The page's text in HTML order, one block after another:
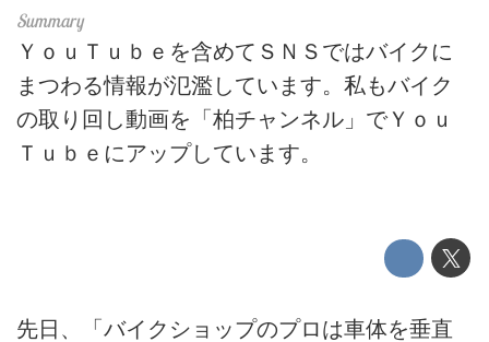
ＹｏｕＴｕｂｅを含めてＳＮＳではバイクに
まつわる情報が氾濫しています。私もバイク
の取り回し動画を「柏チャンネル」でＹｏｕ
Ｔｕｂｅにアップしています。
先日、「バイクショップのプロは車体を垂直